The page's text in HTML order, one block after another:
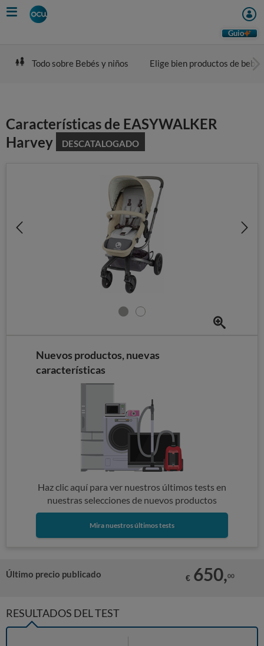
Skip
to
Guio
Todo sobre Bebés y niños Elige bien productos de bebé
Características de EASYWALKER
Harvey
DESCATALOGADO
Nuevos productos, nuevas
características
Haz clic aquí para ver nuestros últimos tests en
nuestras selecciones de nuevos productos
Mira nuestros últimos tests
Último precio publicado € 650,00
RESULTADOS DEL TEST